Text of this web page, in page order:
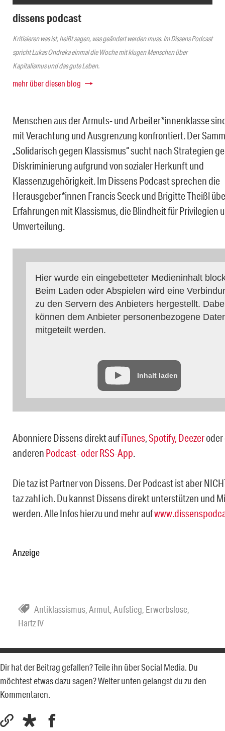
dissens podcast
Kritisieren was ist, heißt sagen, was geändert werden muss. Im Dissens Podcast
spricht Lukas Ondreka einmal die Woche mit klugen Menschen über
Kapitalismus und das gute Leben.
mehr über diesen blog
Menschen aus der Armuts- und Arbeiter*innenklasse
mit Verachtung und Ausgrenzung konfrontiert. Der
„Solidarisch gegen Klassismus“ sucht nach Strategien
Diskriminierung aufgrund von sozialer Herkunft und
Klassenzugehörigkeit. Im Dissens Podcast sprechen die
Herausgeber*innen Francis Seeck und Brigitte Theißl
Erfahrungen mit Klassismus, die Blindheit für Privilegien
Umverteilung.
Hier wurde ein eingebetteter Medieninhalt
Beim Laden oder Abspielen wird eine
zu den Servern des Anbieters hergestellt.
können dem Anbieter personenbezogene
mitgeteilt werden.
Inhalt laden
Abonniere Dissens direkt aufiTunes,Spotify, Deezeroder
anderen Podcast- oder RSS-App.
Die taz ist Partner von Dissens. Der Podcast ist aber
taz zahl ich. Du kannst Dissens direkt unterstützen und
werden. Alle Infos hierzu und mehr auf
Anzeige
Antiklassismus,Armut,Aufstieg, Erwerbslose,
Hartz IV
Dir hat der Beitrag gefallen? Teile ihn über Social Media. Du
möchtest etwas dazu sagen? Weiter unten gelangst du zu den
Kommentaren.